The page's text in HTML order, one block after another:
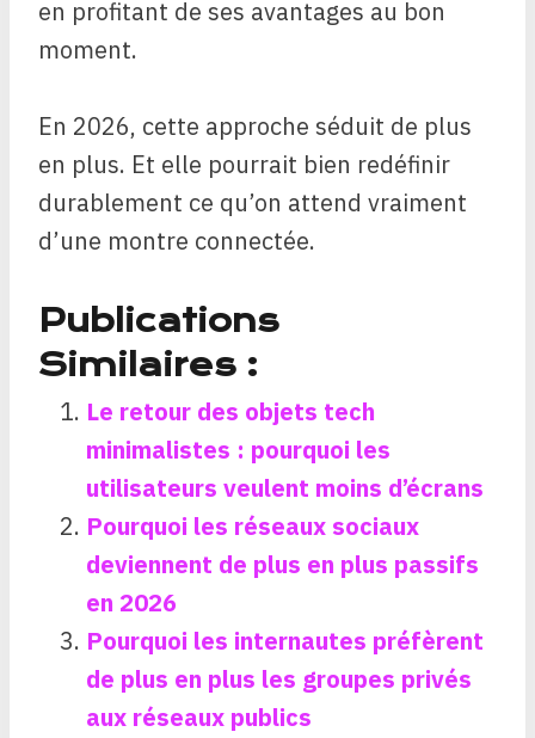
en profitant de ses avantages au bon
moment.
En 2026, cette approche séduit de plus
en plus. Et elle pourrait bien redéfinir
durablement ce qu’on attend vraiment
d’une montre connectée.
Publications
Similaires :
Le retour des objets tech
minimalistes : pourquoi les
utilisateurs veulent moins d’écrans
Pourquoi les réseaux sociaux
deviennent de plus en plus passifs
en 2026
Pourquoi les internautes préfèrent
de plus en plus les groupes privés
aux réseaux publics